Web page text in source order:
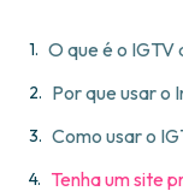
O que é o IGTV
Por que usar o
Como usar o
Tenha um site